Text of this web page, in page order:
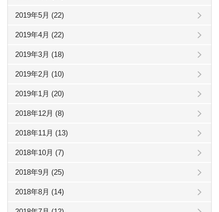
2019年5月 (22)
2019年4月 (22)
2019年3月 (18)
2019年2月 (10)
2019年1月 (20)
2018年12月 (8)
2018年11月 (13)
2018年10月 (7)
2018年9月 (25)
2018年8月 (14)